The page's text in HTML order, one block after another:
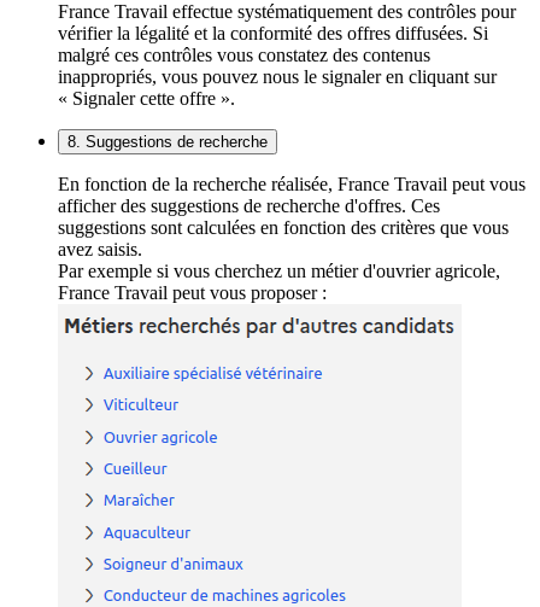
France Travail effectue systématiquement des contrôles pour
vérifier la légalité et la conformité des offres diffusées. Si
malgré ces contrôles vous constatez des contenus
inappropriés, vous pouvez nous le signaler en cliquant sur
« Signaler cette offre ».
8. Suggestions de recherche
En fonction de la recherche réalisée, France Travail peut vous
afficher des suggestions de recherche d'offres. Ces
suggestions sont calculées en fonction des critères que vous
avez saisis.
Par exemple si vous cherchez un métier d'ouvrier agricole,
France Travail peut vous proposer :